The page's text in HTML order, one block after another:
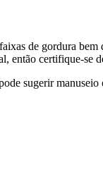
de gordura
então certifique-se
sugerir manuseio